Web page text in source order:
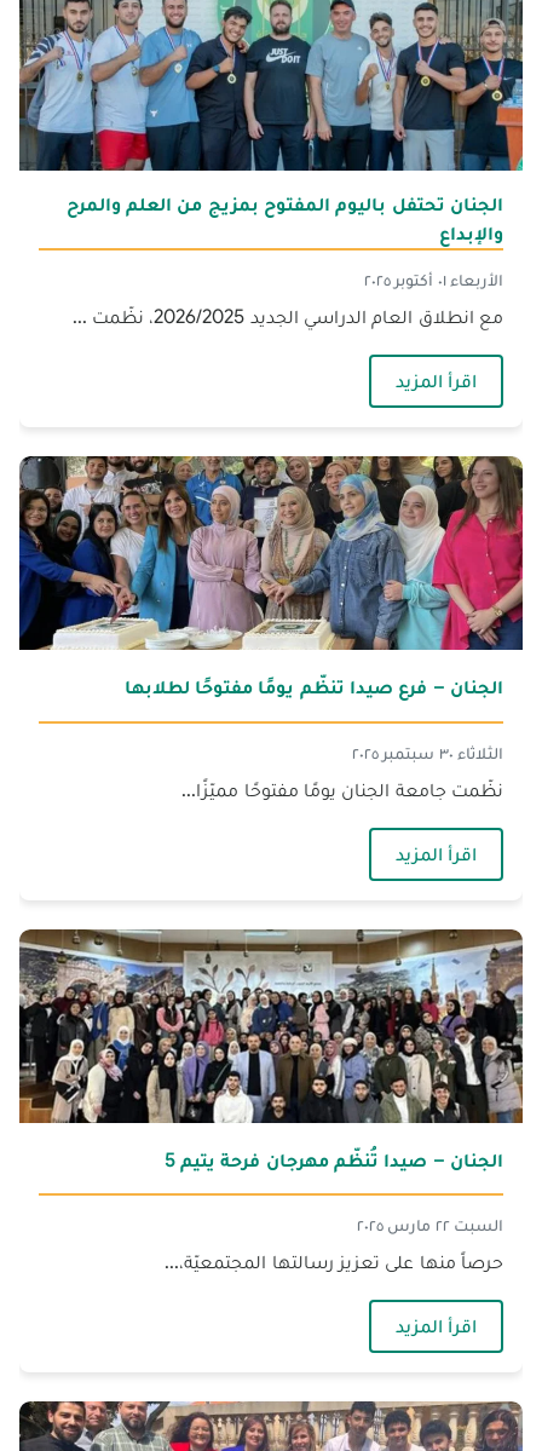
الجنان تحتفل باليوم المفتوح بمزيج من العلم والمرح
والإبداع
الأربعاء ٠١ أكتوبر ٢٠٢٥
مع انطلاق العام الدراسي الجديد 2026/2025، نظّمت ...
اقرأ المزيد
الجنان – فرع صيدا تنظّم يومًا مفتوحًا لطلابها
الثلاثاء ٣٠ سبتمبر ٢٠٢٥
نظّمت جامعة الجنان يومًا مفتوحًا مميّزًا...
اقرأ المزيد
الجنان – صيدا تُنظّم مهرجان فرحة يتيم 5
السبت ٢٢ مارس ٢٠٢٥
حرصاً منها على تعزيز رسالتها المجتمعيّة،...
اقرأ المزيد— الجنان – صيدا تُنظّم مهرجان فرحة يتيم 5